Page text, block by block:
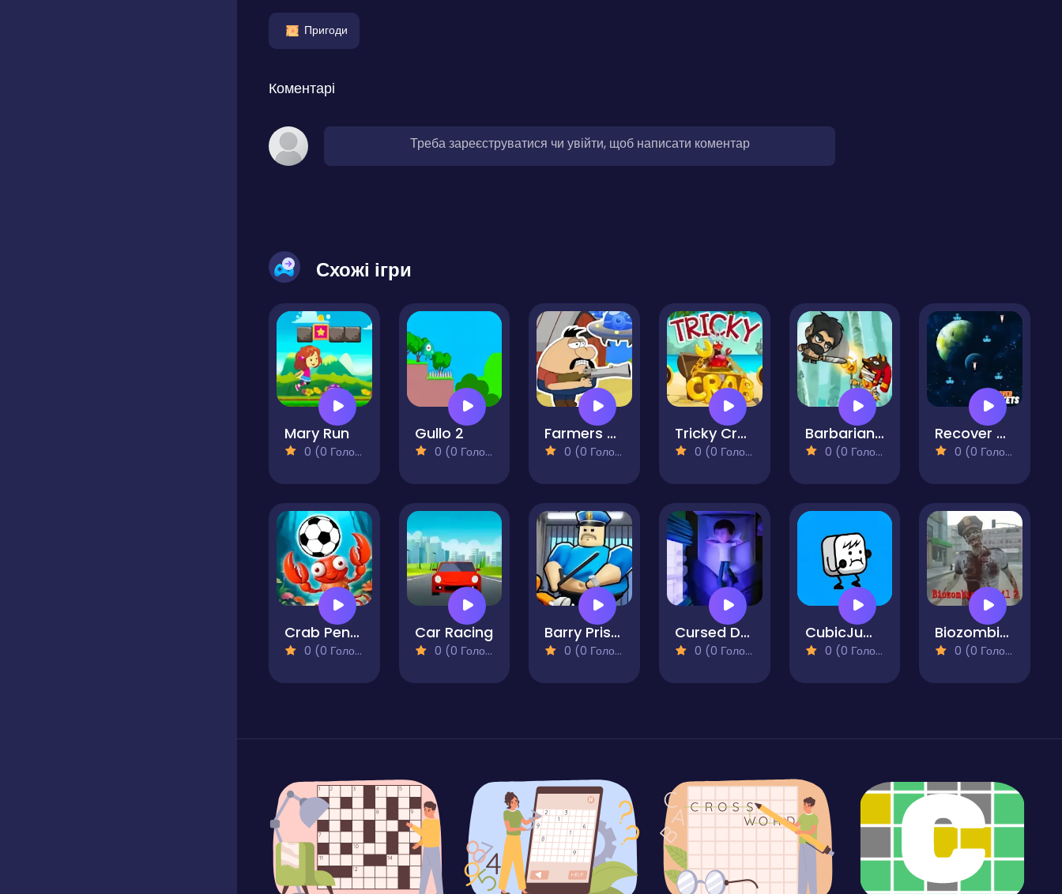
Пригоди
Коментарі
Треба зареєструватися чи увійти, щоб написати коментар
Схожі ігри
Mary Run
0 (0 Голосів)
Gullo 2
0 (0 Голосів)
Farmers vs Aliens
0 (0 Голосів)
Tricky Crab
0 (0 Голосів)
Barbarian VS Mummy
0 (0 Голосів)
Recover Rocket
0 (0 Голосів)
Crab Penalty
0 (0 Голосів)
Car Racing
0 (0 Голосів)
Barry Prison - The Game
0 (0 Голосів)
Cursed Dreams
0 (0 Голосів)
CubicJump
0 (0 Голосів)
Biozombie of Evil 2
0 (0 Голосів)